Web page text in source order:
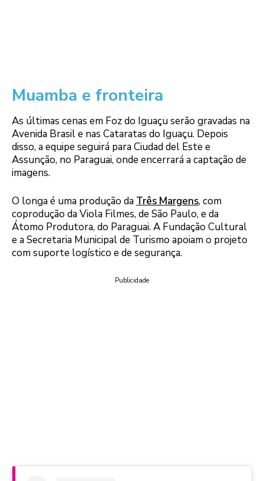
Muamba e fronteira
As últimas cenas em Foz do Iguaçu serão gravadas na
Avenida Brasil e nas Cataratas do Iguaçu. Depois
disso, a equipe seguirá para Ciudad del Este e
Assunção, no Paraguai, onde encerrará a captação de
imagens.
O longa é uma produção da Três Margens, com
coprodução da Viola Filmes, de São Paulo, e da
Átomo Produtora, do Paraguai. A Fundação Cultural
e a Secretaria Municipal de Turismo apoiam o projeto
com suporte logístico e de segurança.
Publicidade